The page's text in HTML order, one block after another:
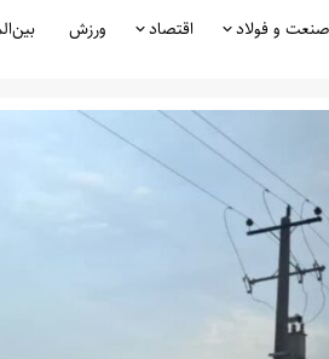
صنعت و فولاد اقتصاد ورزش